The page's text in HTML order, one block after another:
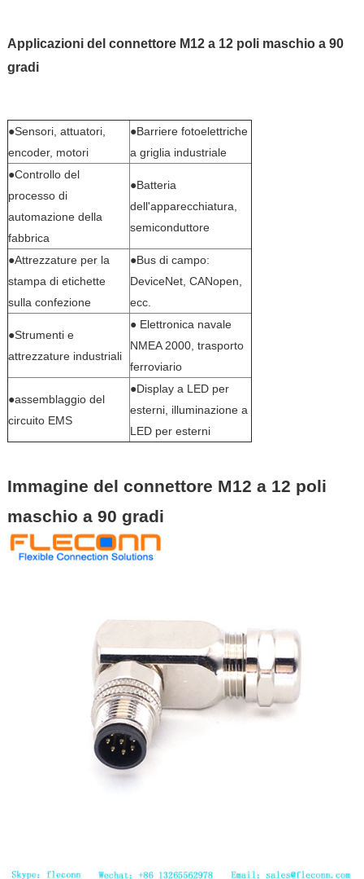
Applicazioni del connettore M12 a 12 poli maschio a 90
gradi
●Sensori, attuatori,
encoder, motori
●Barriere fotoelettriche
a griglia industriale
●Controllo del
processo di
automazione della
fabbrica
●Batteria
dell'apparecchiatura,
semiconduttore
●Attrezzature per la
stampa di etichette
sulla confezione
●Bus di campo:
DeviceNet, CANopen,
ecc.
●Strumenti e
attrezzature industriali
● Elettronica navale
NMEA 2000, trasporto
ferroviario
●assemblaggio del
circuito EMS
●Display a LED per
esterni, illuminazione a
LED per esterni
Immagine del connettore M12 a 12 poli
maschio a 90 gradi